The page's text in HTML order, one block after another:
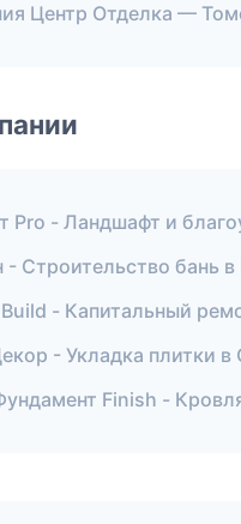
Центр Отделка —
Pro - Ландшафт и
Строительство бань в
- Капитальный
- Укладка плитки в
Finish -